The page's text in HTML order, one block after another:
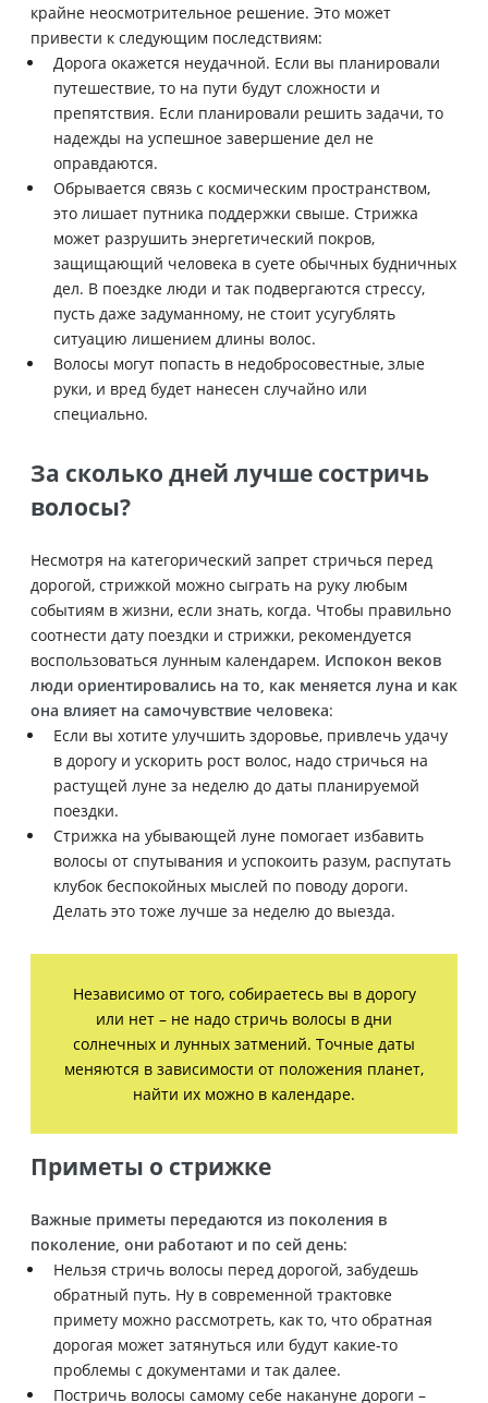
крайне неосмотрительное решение. Это может
привести к следующим последствиям:
Дорога окажется неудачной. Если вы планировали
путешествие, то на пути будут сложности и
препятствия. Если планировали решить задачи, то
надежды на успешное завершение дел не
оправдаются.
Обрывается связь с космическим пространством,
это лишает путника поддержки свыше. Стрижка
может разрушить энергетический покров,
защищающий человека в суете обычных будничных
дел. В поездке люди и так подвергаются стрессу,
пусть даже задуманному, не стоит усугублять
ситуацию лишением длины волос.
Волосы могут попасть в недобросовестные, злые
руки, и вред будет нанесен случайно или
специально.
За сколько дней лучше состричь
волосы?
Несмотря на категорический запрет стричься перед
дорогой, стрижкой можно сыграть на руку любым
событиям в жизни, если знать, когда. Чтобы правильно
соотнести дату поездки и стрижки, рекомендуется
воспользоваться лунным календарем. Испокон веков
люди ориентировались на то, как меняется луна и как
она влияет на самочувствие человека:
Если вы хотите улучшить здоровье, привлечь удачу
в дорогу и ускорить рост волос, надо стричься на
растущей луне за неделю до даты планируемой
поездки.
Стрижка на убывающей луне помогает избавить
волосы от спутывания и успокоить разум, распутать
клубок беспокойных мыслей по поводу дороги.
Делать это тоже лучше за неделю до выезда.
Независимо от того, собираетесь вы в дорогу
или нет – не надо стричь волосы в дни
солнечных и лунных затмений. Точные даты
меняются в зависимости от положения планет,
найти их можно в календаре.
Приметы о стрижке
Важные приметы передаются из поколения в
поколение, они работают и по сей день:
Нельзя стричь волосы перед дорогой, забудешь
обратный путь. Ну в современной трактовке
примету можно рассмотреть, как то, что обратная
дорогая может затянуться или будут какие-то
проблемы с документами и так далее.
Постричь волосы самому себе накануне дороги –